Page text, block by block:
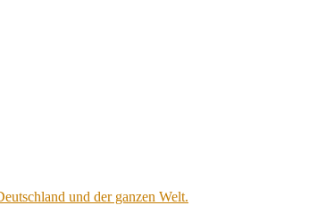
und der ganzen Welt.